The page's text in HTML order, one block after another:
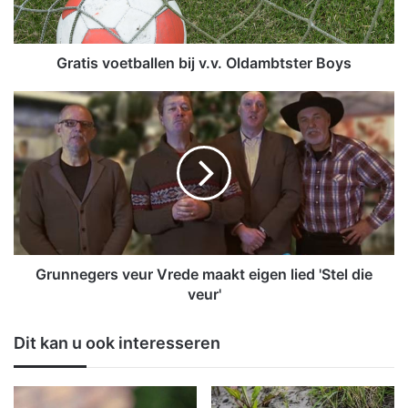
v
o
e
a
l
e
n
b
i
j
v
l
d
a
Gratis voetballen bij v.v. Oldambtster Boys
G
r
u
n
n
e
g
e
r
r
V
r
Grunnegers veur Vrede maakt eigen lied 'Stel die
veur'
Dit kan u ook interesseren